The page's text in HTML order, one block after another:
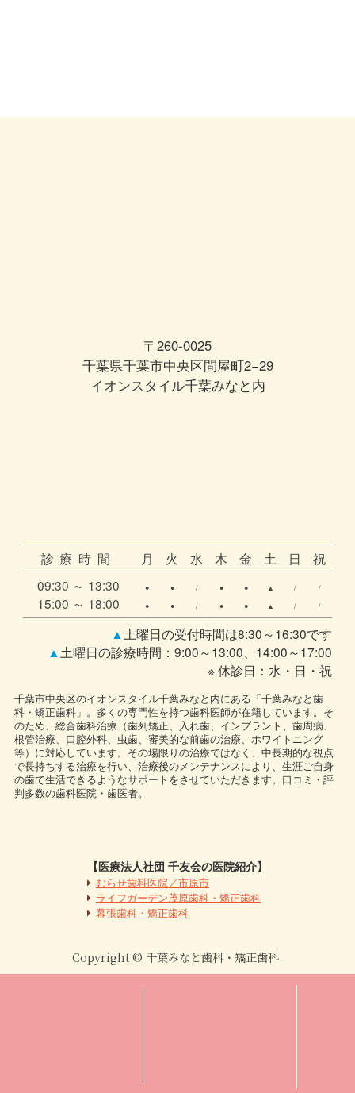
〒260-0025
千葉県千葉市中央区問屋町2−29
イオンスタイル千葉みなと内
診療時間 月 火 水 木 金 土 日
祝
09:30 ～ 13:30
● ● / ● ● ▲ / /
15:00 ～ 18:00 ● ● / ● ● ▲ / /
▲ 土曜日の受付時間は8:30～16:30です
▲ 土曜日の診療時間：9:00～13:00、14:00～17:00
※ 休診日：水・日・祝
千葉市中央区のイオンスタイル千葉みなと内にある「千葉みなと歯
科・矯正歯科」。多くの専門性を持つ歯科医師が在籍しています。そ
のため、総合歯科治療（歯列矯正、入れ歯、インプラント、歯周病、
根管治療、口腔外科、虫歯、審美的な前歯の治療、ホワイトニング
等）に対応しています。その場限りの治療ではなく、中長期的な視点
で長持ちする治療を行い、治療後のメンテナンスにより、生涯ご自身
の歯で生活できるようなサポートをさせていただきます。口コミ・評
判多数の歯科医院・歯医者。
【医療法人社団 千友会の医院紹介】
むらせ歯科医院／市原市
ライフガーデン茂原歯科・矯正歯科
幕張歯科・矯正歯科
Copyright © 千葉みなと歯科・矯正歯科.